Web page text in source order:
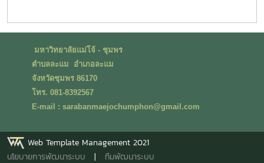
มหาวิทยาลัยแม่โจ้ - ชุมพร
ตำบลละแม อำเภอละแม
จังหวัดชุมพร 86170
โทร. 081-8392567
E-mail : sarabanmaejochumphon@gmail.com
Web Template Management 2021
นโยบายการพัฒนาระบบ | ทีมพัฒนาระบบ